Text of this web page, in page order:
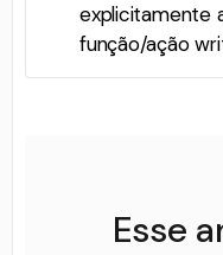
explicitamente
função/ação
Esse